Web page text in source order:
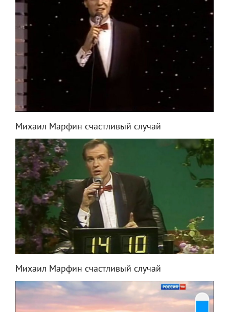
Михаил Марфин счастливый случай
Михаил Марфин счастливый случай